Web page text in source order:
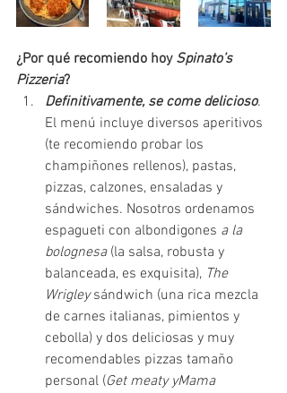
¿Por qué recomiendo hoy Spinato’s
Pizzeria?
Definitivamente, se come delicioso.
El menú incluye diversos aperitivos
(te recomiendo probar los
champiñones rellenos), pastas,
pizzas, calzones, ensaladas y
sándwiches. Nosotros ordenamos
espagueti con albondigones a la
bolognesa (la salsa, robusta y
balanceada, es exquisita), The
Wrigley sándwich (una rica mezcla
de carnes italianas, pimientos y
cebolla) y dos deliciosas y muy
recomendables pizzas tamaño
personal (Get meaty yMama